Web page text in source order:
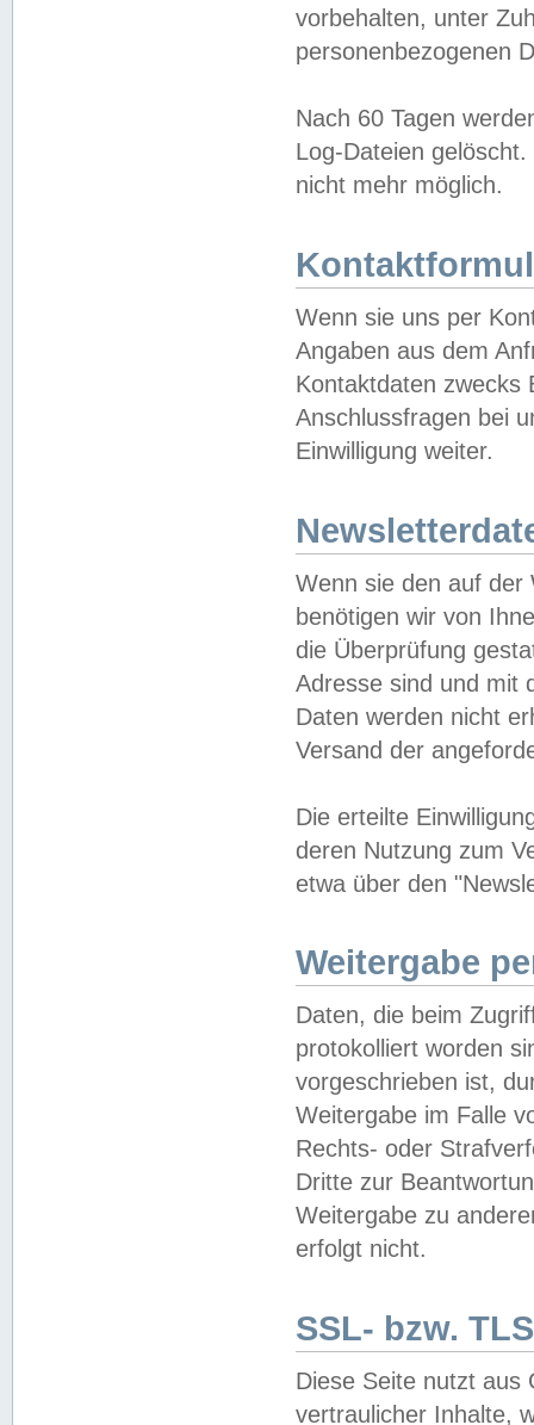
vorbehalten, unter
personenbezogenen
Nach 60 Tagen
Log-Dateien
nicht mehr möglich.
Wenn sie uns per
Angaben aus dem
Kontaktdaten zwecks
Anschlussfragen bei
Einwilligung weiter.
Wenn sie den auf der
benötigen wir von
die Überprüfung
Adresse sind und mit
Daten werden nicht
Versand der
Die erteilte
deren Nutzung zum
etwa über den
Weitergabe
Daten, die beim
protokolliert worden
vorgeschrieben ist,
Weitergabe im Falle
Rechts- oder
Dritte zur
Weitergabe zu
erfolgt nicht.
SSL- bzw.
Diese Seite nutzt aus
vertraulicher Inhalte,